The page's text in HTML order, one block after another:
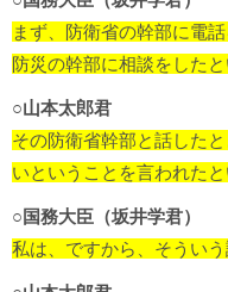
まず、防衛省の幹部に電
防災の幹部に相談をした
○山本太郎君
その防衛省幹部と話した
いということを言われた
○国務大臣（坂井学君）
私は、ですから、そういう